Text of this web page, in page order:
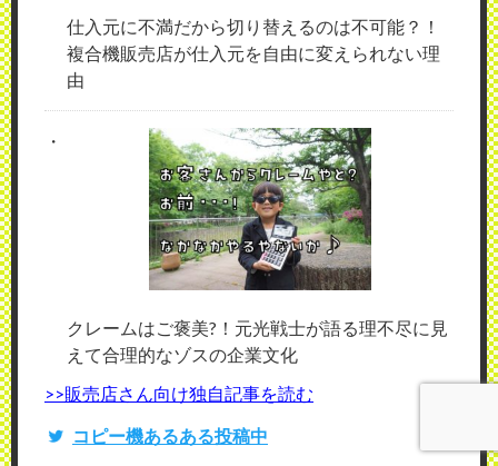
仕入元に不満だから切り替えるのは不可能？！
複合機販売店が仕入元を自由に変えられない理
由
クレームはご褒美?！元光戦士が語る理不尽に見
えて合理的なゾスの企業文化
>>販売店さん向け独自記事を読む
コピー機あるある投稿中